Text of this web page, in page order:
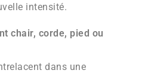
intensité.
chair, corde, pied ou
dans une